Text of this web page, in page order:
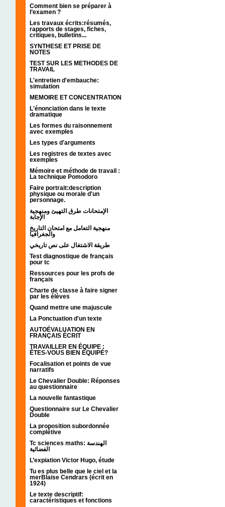
Comment bien se préparer à
l’examen ?
Les travaux écrits:résumés,
rapports de stages, fiches,
critiques, bulletins...
SYNTHESE ET PRISE DE
NOTES
TEST SUR LES METHODES DE
TRAVAIL
L'entretien d'embauche:
simulation
MEMOIRE ET CONCENTRATION
L'énonciation dans le texte
dramatique
Les formes du raisonnement
avec exemples
Les types d'arguments
Les registres de textes avec
exemples
Mémoire et méthode de travail :
La technique Pomodoro
Faire portrait:description
physique ou morale d'un
personnage.
الإمتحانات طرق التهيئ ومنهجية
الإجابة
منهجية التعامل مع امتحان التاريخ
والجغرافيا
طريقة الاشتغال على نص تاريخي
Test diagnostique de français
pour tc
Ressources pour les profs de
français
Charte de classe à faire signer
par les élèves
Quand mettre une majuscule
La Ponctuation d'un texte
AUTOÉVALUATION EN
FRANÇAIS ÉCRIT
TRAVAILLER EN ÉQUIPE :
ÊTES-VOUS BIEN ÉQUIPÉ?
Focalisation et points de vue
narratifs
Le Chevalier Double: Réponses
au questionnaire
La nouvelle fantastique
Questionnaire sur Le Chevalier
Double
La proposition subordonnée
complétive
Tc sciences maths: الهندسة
الفضائية
L’expiation Victor Hugo, étude
Tu es plus belle que le ciel et la
merBlaise Cendrars (écrit en
1924)
Le texte descriptif:
caractéristiques et fonctions